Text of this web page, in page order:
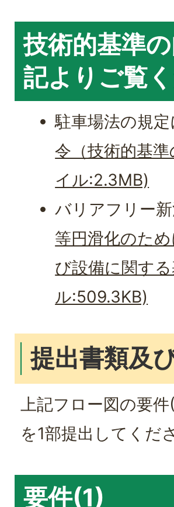
技術的基準
記よりご覧
駐車場法の規
令（技術的基
イル:2.3MB)
バリアフリー
等円滑化のた
び設備に関す
ル:509.3KB)
提出書類及
上記フロー図の要
を1部提出してくだ
要件(1)